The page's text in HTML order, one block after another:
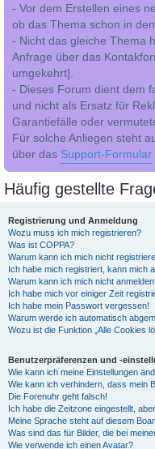
- Vor dem Erstellen eines
ob das Thema schon in
- Nicht das gleiche Thema
Anfrage über das
umgekehrt].
- Dieses Forum dient dem
und nicht als Ersatz für
Garantiefälle oder
Für solche Anliegen steht
über das Support-Formular
Häufig gestellte
Registrierung und Anmeldung
Wozu muss ich mich registrieren?
Was ist COPPA?
Warum kann ich mich nicht
Ich habe mich registriert, kann mich
Warum kann ich mich nicht
Ich habe mich vor einiger Zeit
Ich habe mein Passwort vergessen!
Warum werde ich automatisch
Wozu ist die Funktion „Alle Cookies
Benutzerpräferenzen und -
Wie kann ich meine Einstellungen
Wie kann ich verhindern, dass mein
Die Forenuhr geht falsch!
Ich habe die Zeitzone eingestellt,
Meine Sprache steht auf diesem
Was sind das für Bilder, die bei
Wie verwende ich einen Avatar?